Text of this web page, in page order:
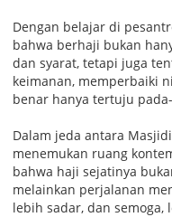
Dengan belajar di
bahwa berhaji bukan
dan syarat, tetapi juga
keimanan, memperbaiki
benar hanya tertuju
Dalam jeda antara
menemukan ruang
bahwa haji sejatinya
melainkan perjalanan
lebih sadar, dan semoga,